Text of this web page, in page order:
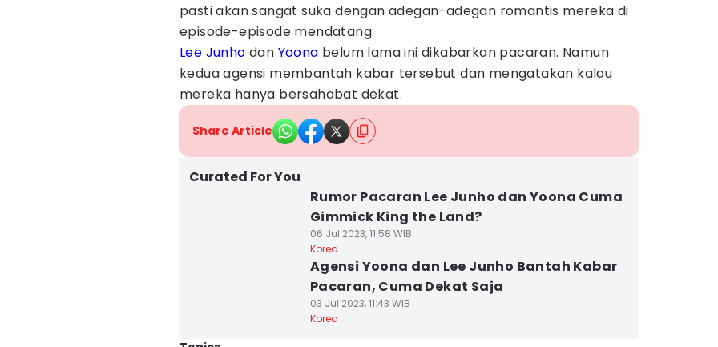
pasti akan sangat suka dengan adegan-adegan romantis mereka di
episode-episode mendatang.
Lee Junho dan Yoona belum lama ini dikabarkan pacaran. Namun
kedua agensi membantah kabar tersebut dan mengatakan kalau
mereka hanya bersahabat dekat.
Share Article
Curated For You
Rumor Pacaran Lee Junho dan Yoona Cuma
Gimmick King the Land?
06 Jul 2023, 11:58 WIB
Korea
Agensi Yoona dan Lee Junho Bantah Kabar
Pacaran, Cuma Dekat Saja
03 Jul 2023, 11:43 WIB
Korea